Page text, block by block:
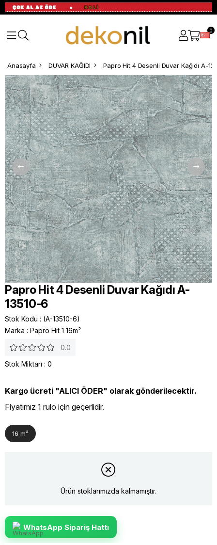
0
Anasayfa DUVAR KAĞIDI Papro Hit 4 Desenli Duvar Kağıdı A-
Papro Hit 4 Desenli Duvar Kağıdı A-
13510-6
Stok Kodu
(A-13510-6)
Marka : Papro Hit 1 16m²
0.0
Stok Miktarı : 0
Kargo ücreti "ALICI ÖDER" olarak gönderilecektir.
Fiyatımız 1 rulo için geçerlidir.
16 m²
Ürün stoklarımızda kalmamıştır.
WhatsApp Sipariş Hattı